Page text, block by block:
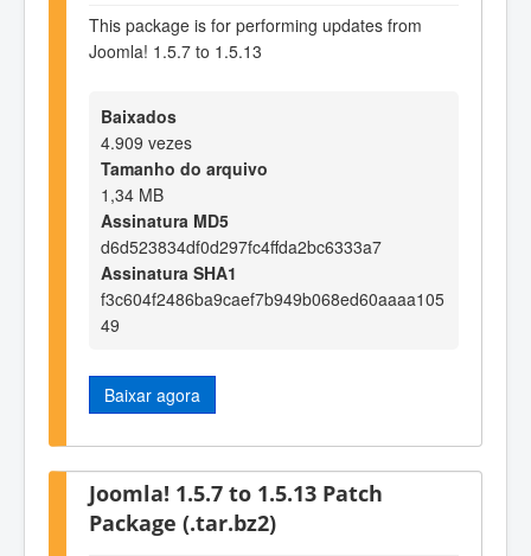
This package is for performing updates from
Joomla! 1.5.7 to 1.5.13
Baixados
4.909 vezes
Tamanho do arquivo
1,34 MB
Assinatura MD5
d6d523834df0d297fc4ffda2bc6333a7
Assinatura SHA1
f3c604f2486ba9caef7b949b068ed60aaaa105
49
Baixar agora
Joomla! 1.5.7 to 1.5.13 Patch
Package (.tar.bz2)